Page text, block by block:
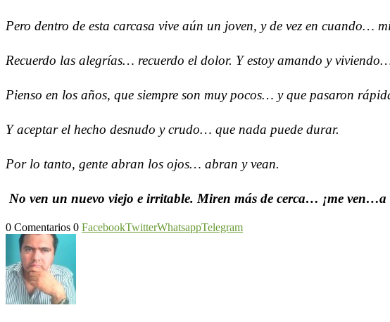
Pero dentro de esta carcasa vive aún un joven, y de vez en cuando…
Recuerdo las alegrías… recuerdo el dolor. Y estoy amando y
Pienso en los años, que siempre son muy pocos… y que pasaron
Y aceptar el hecho desnudo y crudo… que nada puede durar.
Por lo tanto, gente abran los ojos… abran y vean.
No ven un nuevo viejo e irritable. Miren más de cerca… ¡me
0 Comentarios 0 FacebookTwitterWhatsappTelegram